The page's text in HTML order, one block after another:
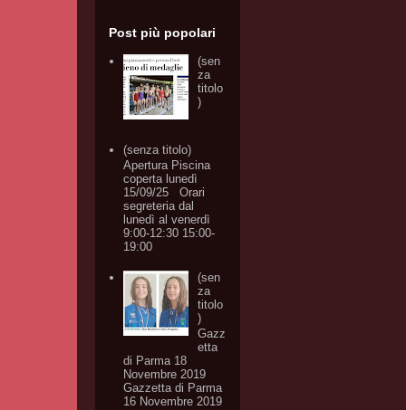
Post più popolari
(sen
za
titolo
)
(senza titolo)
Apertura Piscina
coperta lunedì
15/09/25 Orari
segreteria dal
lunedì al venerdì
9:00-12:30 15:00-
19:00
(sen
za
titolo
)
Gazz
etta
di Parma 18
Novembre 2019
Gazzetta di Parma
16 Novembre 2019